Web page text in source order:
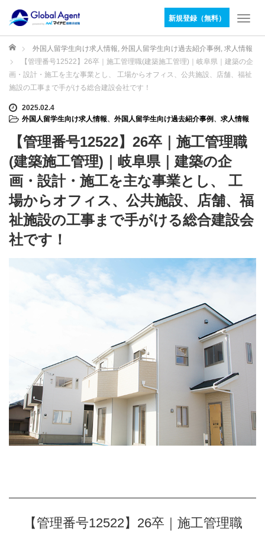
新規登録（無料）
T
g
g
l
v
g
o
n
ホーム 外国人留学生向け求人情報, 外国人留学生向け過去紹介事例 , 求人情報
【管理番号12522】26卒｜施工管理職(建築施工管理)｜岐阜県｜建築の企
画・設計・施工を主な事業とし、 工場からオフィス、公共施設、店舗、福祉
施設の工事まで手がける総合建設会社です！
2025.02.4
外国人留学生向け求人情報、 外国人留学生向け過去紹介事例 、 求人情報
【管理番号12522】26卒｜施工管理職
(建築施工管理)｜岐阜県｜建築の企
画・設計・施工を主な事業とし、 工
場からオフィス、公共施設、店舗、福
祉施設の工事まで手がける総合建設会
社です！
【管理番号12522】26卒｜施工管理職